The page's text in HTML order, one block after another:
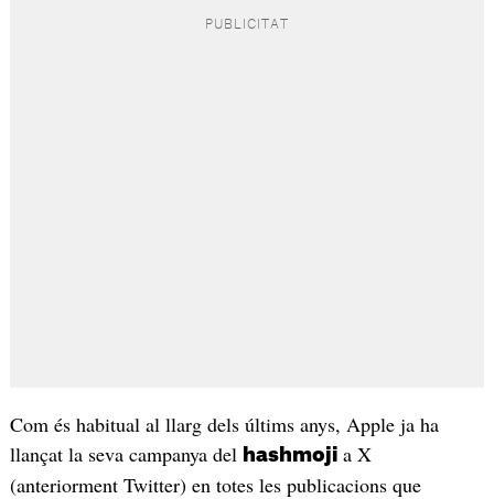
Com és habitual al llarg dels últims anys, Apple ja ha
llançat la seva campanya del hashmojia X
(anteriorment Twitter) en totes les publicacions que